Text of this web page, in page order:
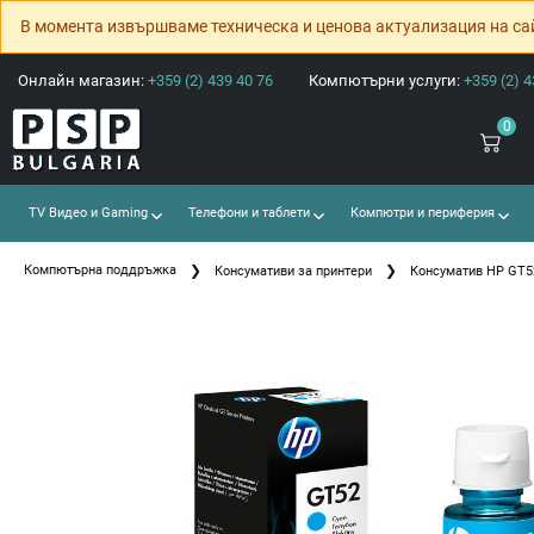
В момента извършваме техническа и ценова актуализация на
Онлайн магазин: +359 (2) 439 40 76 Компютърни услуги: +359 (2)
0
TV Видео и Gaming Телефони и таблети Компютри и периферия
Компютърна поддръжка Консумативи за принтери Консуматив HP